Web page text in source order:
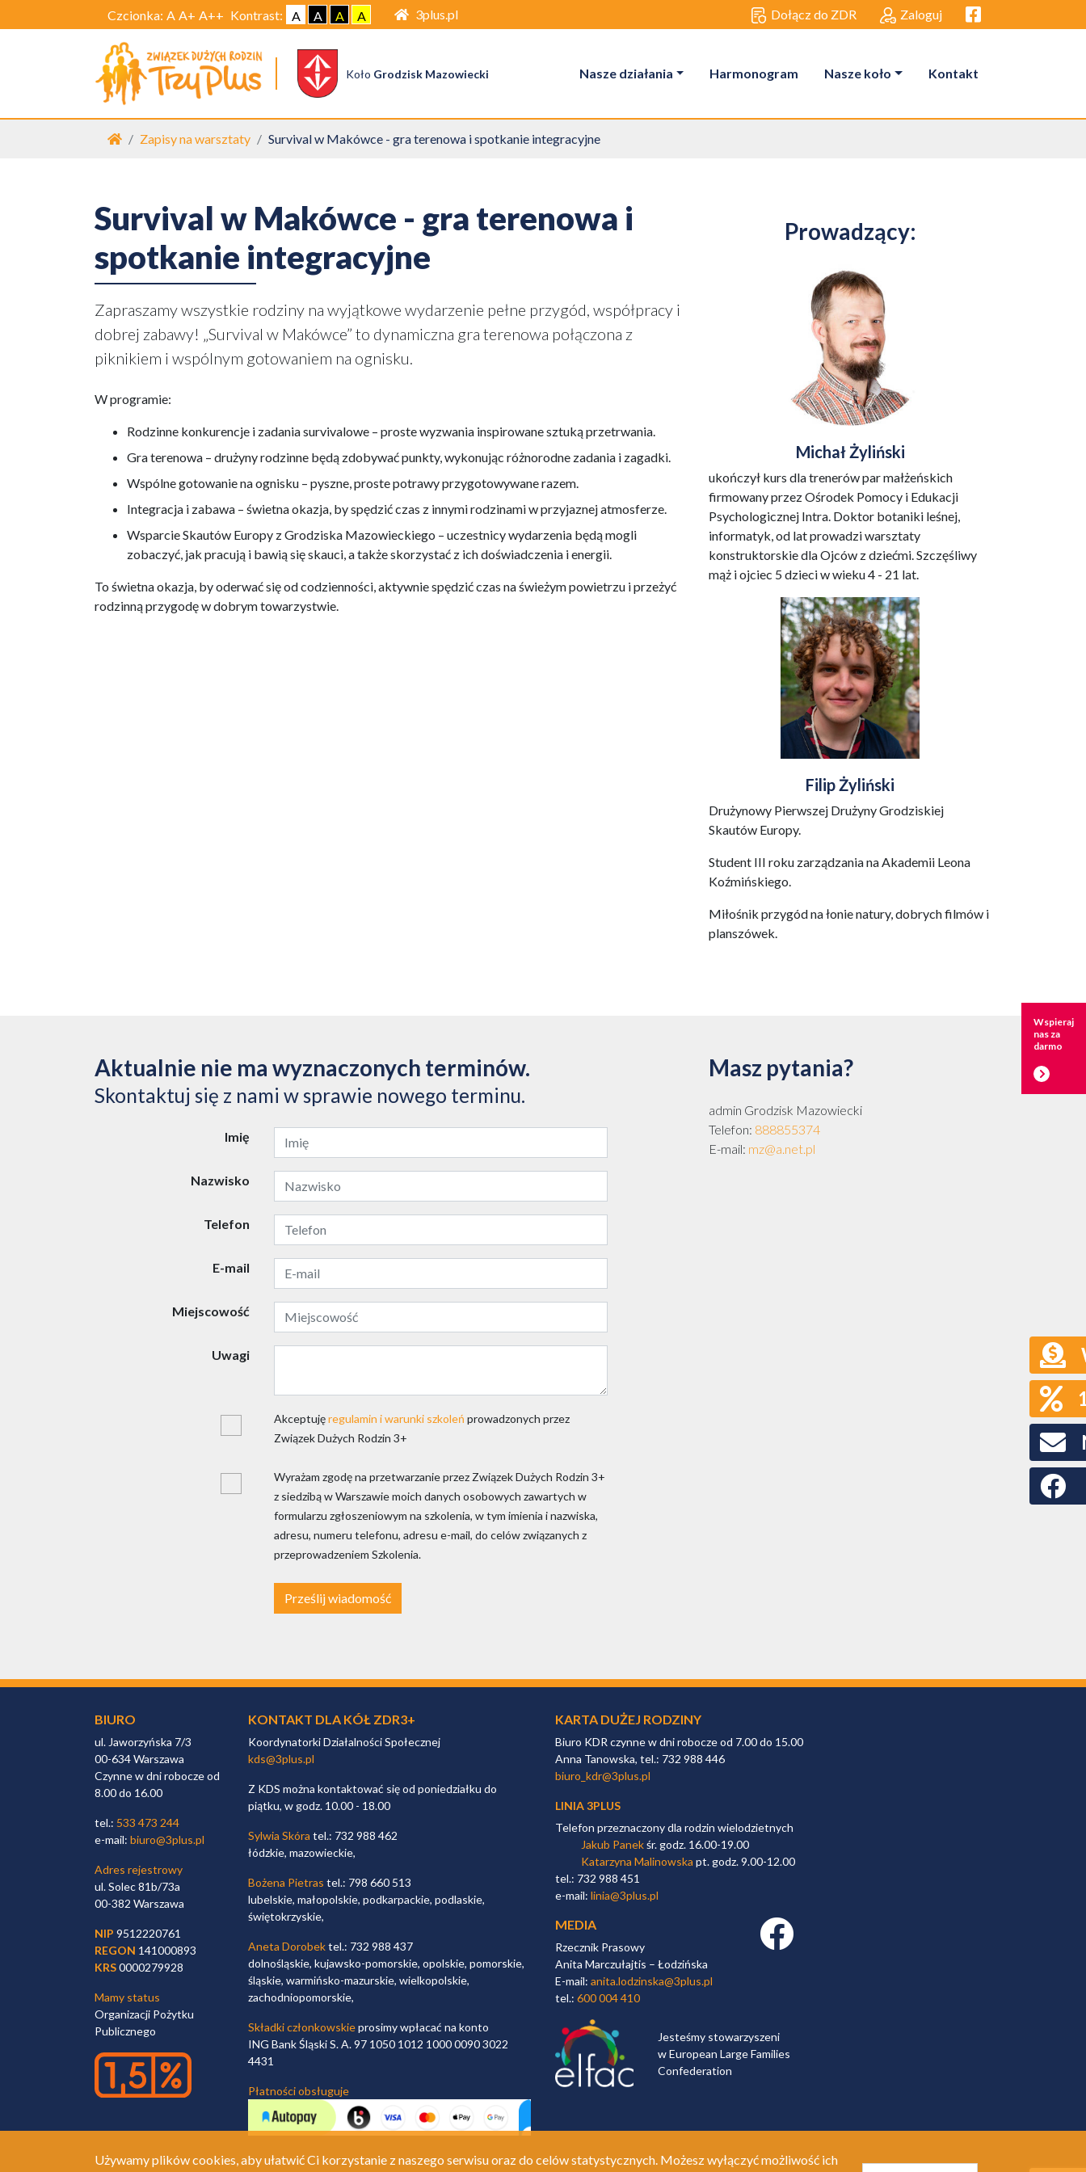
Czcionka: A A+ A++ Kontrast: A A A A 3plus.pl Dołącz do ZDR Zaloguj Facebook link
Koło Grodzisk Mazowiecki Nasze działania Harmonogram Nasze koło Kontakt
Strona główna
Zapisy na warsztaty Survival w Makówce - gra terenowa i spotkanie integracyjne
Survival w Makówce - gra terenowa i
spotkanie integracyjne
Zapraszamy wszystkie rodziny na wyjątkowe wydarzenie pełne przygód, współpracy i
dobrej zabawy! „Survival w Makówce” to dynamiczna gra terenowa połączona z
piknikiem i wspólnym gotowaniem na ognisku.
W programie:
Rodzinne konkurencje i zadania survivalowe – proste wyzwania inspirowane sztuką przetrwania.
Gra terenowa – drużyny rodzinne będą zdobywać punkty, wykonując różnorodne zadania i zagadki.
Wspólne gotowanie na ognisku – pyszne, proste potrawy przygotowywane razem.
Integracja i zabawa – świetna okazja, by spędzić czas z innymi rodzinami w przyjaznej atmosferze.
Wsparcie Skautów Europy z Grodziska Mazowieckiego – uczestnicy wydarzenia będą mogli
zobaczyć, jak pracują i bawią się skauci, a także skorzystać z ich doświadczenia i energii.
To świetna okazja, by oderwać się od codzienności, aktywnie spędzić czas na świeżym powietrzu i przeżyć
rodzinną przygodę w dobrym towarzystwie.
Prowadzący:
Michał Żyliński
ukończył kurs dla trenerów par małżeńskich
firmowany przez Ośrodek Pomocy i Edukacji
Psychologicznej Intra. Doktor botaniki leśnej,
informatyk, od lat prowadzi warsztaty
konstruktorskie dla Ojców z dziećmi. Szczęśliwy
mąż i ojciec 5 dzieci w wieku 4 - 21 lat.
Filip Żyliński
Drużynowy Pierwszej Drużyny Grodziskiej
Skautów Europy.
Student III roku zarządzania na Akademii Leona
Koźmińskiego.
Miłośnik przygód na łonie natury, dobrych filmów i
planszówek.
Aktualnie nie ma wyznaczonych terminów.
Skontaktuj się z nami w sprawie nowego terminu.
Imię
Nazwisko
Telefon
E-mail
Miejscowość
Uwagi
Akceptujęregulamin i warunki szkoleń prowadzonych przez
Związek Dużych Rodzin 3+
Wyrażam zgodę na przetwarzanie przez Związek Dużych Rodzin 3+
z siedzibą w Warszawie moich danych osobowych zawartych w
formularzu zgłoszeniowym na szkolenia, w tym imienia i nazwiska,
adresu, numeru telefonu, adresu e-mail, do celów związanych z
przeprowadzeniem Szkolenia.
Prześlij wiadomość
Masz pytania?
admin Grodzisk Mazowiecki
Telefon: 888855374
E-mail: mz@a.net.pl
BIURO
ul. Jaworzyńska 7/3
00-634 Warszawa
Czynne w dni robocze od
8.00 do 16.00
tel.: 533 473 244
e-mail: biuro@3plus.pl
Adres rejestrowy
ul. Solec 81b/73a
00-382 Warszawa
NIP 9512220761
REGON 141000893
KRS0000279928
Mamy status
Organizacji Pożytku
Publicznego
KONTAKT DLA KÓŁ ZDR3+
Koordynatorki Działalności Społecznej
kds@3plus.pl
Z KDS można kontaktować się od poniedziałku do
piątku, w godz. 10.00 - 18.00
Sylwia Skóra tel.: 732 988 462
łódzkie, mazowieckie,
Bożena Pietras tel.: 798 660 513
lubelskie, małopolskie, podkarpackie, podlaskie,
świętokrzyskie,
Aneta Dorobektel.: 732 988 437
dolnośląskie, kujawsko-pomorskie, opolskie, pomorskie,
śląskie, warmińsko-mazurskie, wielkopolskie,
zachodniopomorskie,
Składki członkowskieprosimy wpłacać na konto
ING Bank Śląski S. A. 97 1050 1012 1000 0090 3022
4431
Płatności obsługuje
KARTA DUŻEJ RODZINY
Biuro KDR czynne w dni robocze od 7.00 do 15.00
Anna Tanowska, tel.: 732 988 446
biuro_kdr@3plus.pl
LINIA 3PLUS
Telefon przeznaczony dla rodzin wielodzietnych
Jakub Panekśr. godz. 16.00-19.00
Katarzyna Malinowska pt. godz. 9.00-12.00
tel.: 732 988 451
e-mail: linia@3plus.pl
MEDIA
Rzecznik Prasowy
Anita Marczułajtis – Łodzińska
E-mail: anita.lodzinska@3plus.pl
tel.: 600 004 410
Facebook link
Jesteśmy stowarzyszeni
w European Large Families
Confederation
Używamy plików cookies, aby ułatwić Ci korzystanie z naszego serwisu oraz do celów statystycznych. Możesz wyłączyć możliwość ich
Wspieraj
nas za
darmo